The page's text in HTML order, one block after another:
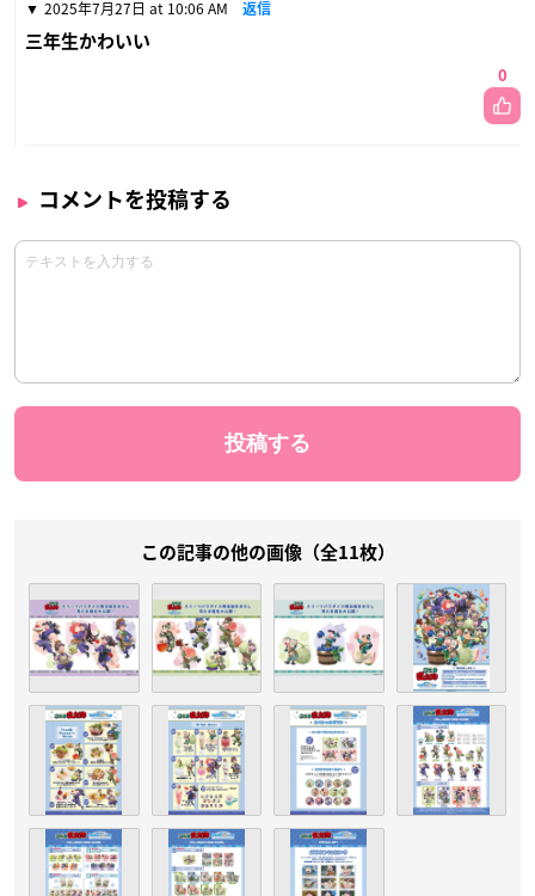
2025年7月27日 at 10:06 AM 返信
三年生かわいい
0
コメントを投稿する
この記事の他の画像（全11枚）